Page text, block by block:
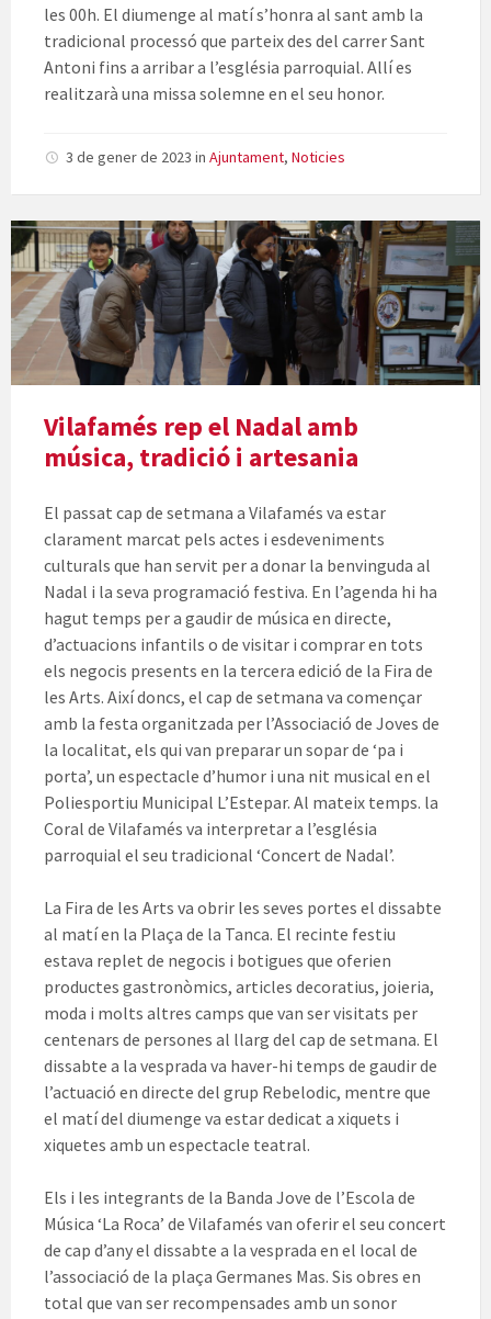
les 00h. El diumenge al matí s’honra al sant amb la
tradicional processó que parteix des del carrer Sant
Antoni fins a arribar a l’església parroquial. Allí es
realitzarà una missa solemne en el seu honor.
3 de gener de 2023 in Ajuntament, Noticies
Vilafamés rep el Nadal amb
música, tradició i artesania
El passat cap de setmana a Vilafamés va estar
clarament marcat pels actes i esdeveniments
culturals que han servit per a donar la benvinguda al
Nadal i la seva programació festiva. En l’agenda hi ha
hagut temps per a gaudir de música en directe,
d’actuacions infantils o de visitar i comprar en tots
els negocis presents en la tercera edició de la Fira de
les Arts. Així doncs, el cap de setmana va començar
amb la festa organitzada per l’Associació de Joves de
la localitat, els qui van preparar un sopar de ‘pa i
porta’, un espectacle d’humor i una nit musical en el
Poliesportiu Municipal L’Estepar. Al mateix temps. la
Coral de Vilafamés va interpretar a l’església
parroquial el seu tradicional ‘Concert de Nadal’.
La Fira de les Arts va obrir les seves portes el dissabte
al matí en la Plaça de la Tanca. El recinte festiu
estava replet de negocis i botigues que oferien
productes gastronòmics, articles decoratius, joieria,
moda i molts altres camps que van ser visitats per
centenars de persones al llarg del cap de setmana. El
dissabte a la vesprada va haver-hi temps de gaudir de
l’actuació en directe del grup Rebelodic, mentre que
el matí del diumenge va estar dedicat a xiquets i
xiquetes amb un espectacle teatral.
Els i les integrants de la Banda Jove de l’Escola de
Música ‘La Roca’ de Vilafamés van oferir el seu concert
de cap d’any el dissabte a la vesprada en el local de
l’associació de la plaça Germanes Mas. Sis obres en
total que van ser recompensades amb un sonor